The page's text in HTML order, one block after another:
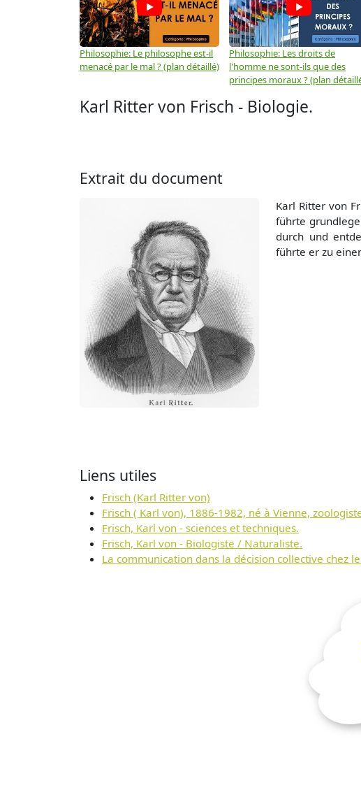
Philosophie: Le philosophe est-il
menacé par le mal ? (plan détaillé)
Philosophie: Les droits de
l'homme ne sont-ils que des
principes moraux ? (plan
Karl Ritter von Frisch - Biologie.
Extrait du document
Karl Ritter von
führte
durch und
führte er zu
Liens utiles
Frisch (Karl Ritter von)
Frisch ( Karl von), 1886-1982, né à Vienne,
Frisch, Karl von - sciences et techniques.
Frisch, Karl von - Biologiste / Naturaliste.
La communication dans la décision collective chez